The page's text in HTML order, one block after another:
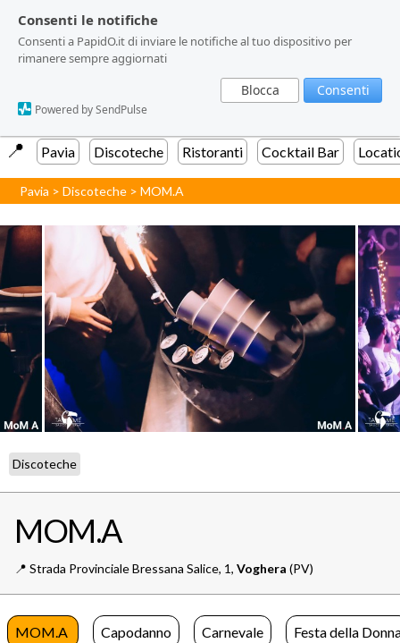
Consenti le notifiche
Consenti a PapidO.it di inviare le notifiche al tuo dispositivo per
rimanere sempre aggiornati
Blocca Consenti
Powered by SendPulse
Consenti le notifiche
Consenti a PapidO.it di inviare le notifiche al tuo dispositivo per
rimanere sempre aggiornati
Blocca Consenti
Powered by SendPulse
📍️ Pavia Discoteche Ristoranti Cocktail Bar
Pavia >Discoteche >MOM.A
Discoteche
MOM.A
📍️ Strada Provinciale Bressana Salice, 1, Voghera (PV)
MOM.A Capodanno Carnevale Festa della